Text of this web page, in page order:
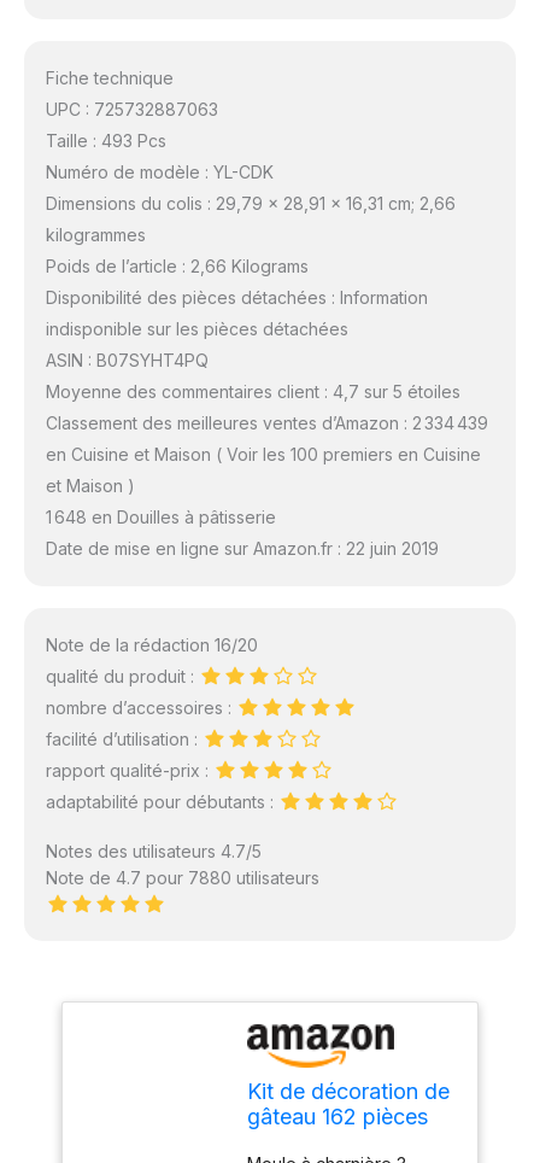
Fiche technique
UPC : 725732887063
Taille : 493 Pcs
Numéro de modèle : YL-CDK
Dimensions du colis : 29,79 x 28,91 x 16,31 cm; 2,66
kilogrammes
Poids de l’article : 2,66 Kilograms
Disponibilité des pièces détachées : Information
indisponible sur les pièces détachées
ASIN : B07SYHT4PQ
Moyenne des commentaires client : 4,7 sur 5 étoiles
Classement des meilleures ventes d’Amazon : 2 334 439
en Cuisine et Maison ( Voir les 100 premiers en Cuisine
et Maison )
1 648 en Douilles à pâtisserie
Date de mise en ligne sur Amazon.fr : 22 juin 2019
Note de la rédaction 16/20
qualité du produit :
nombre d’accessoires :
facilité d’utilisation :
rapport qualité-prix :
adaptabilité pour débutants :
Notes des utilisateurs 4.7/5
Note de 4.7 pour 7880 utilisateurs
Kit de décoration de
gâteau 162 pièces